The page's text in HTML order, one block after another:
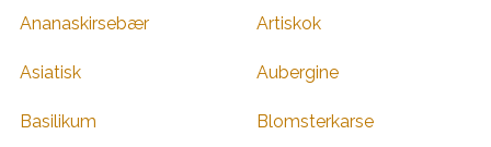
Ananaskirsebær Artiskok
Asiatisk Aubergine
Basilikum Blomsterkarse